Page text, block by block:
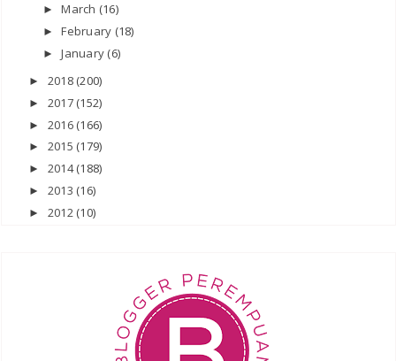
►March (16)
►February (18)
►January (6)
► 2018 (200)
► 2017 (152)
► 2016 (166)
► 2015 (179)
► 2014(188)
► 2013 (16)
► 2012 (10)